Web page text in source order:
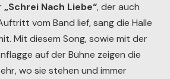
„Schrei Nach Liebe“, der auch
vom Band lief, sang die Halle
Mit diesem Song, sowie mit der
auf der Bühne zeigen die
wo sie stehen und immer